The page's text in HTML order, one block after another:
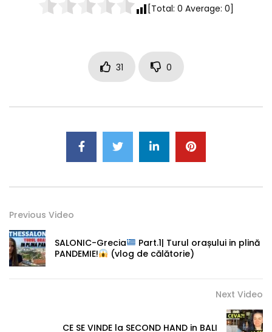
[Total: 0 Average: 0]
31 0
Previous Video
SALONIC-Grecia
Part.1| Turul orașului in plină
PANDEMIE!
(vlog de călătorie)
Next Video
CE SE VINDE la SECOND HAND in BALI